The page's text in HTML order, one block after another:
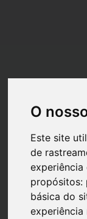
O
Este site
de
experiência
propósitos:
básica do
experiência